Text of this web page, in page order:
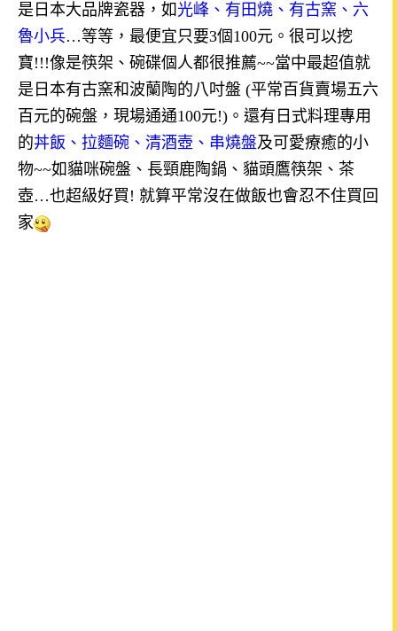
是日本大品牌瓷器，如 光峰、有田燒、有古窯、六
魯小兵…等等，最便宜只要3個100元。很可以挖
寶!!!像是筷架、碗碟個人都很推薦~~當中最超值就
是日本有古窯和波蘭陶的八吋盤 (平常百貨賣場五六
百元的碗盤，現場通通100元!) 。 還有日式料理專用
的丼飯、拉麵碗、清酒壺、串燒盤及可愛療癒的小
物~~如貓咪碗盤、長頸鹿陶鍋、貓頭鷹筷架、茶
壺…也超級好買 ! 就算平常沒在做飯也會忍不住買回
家